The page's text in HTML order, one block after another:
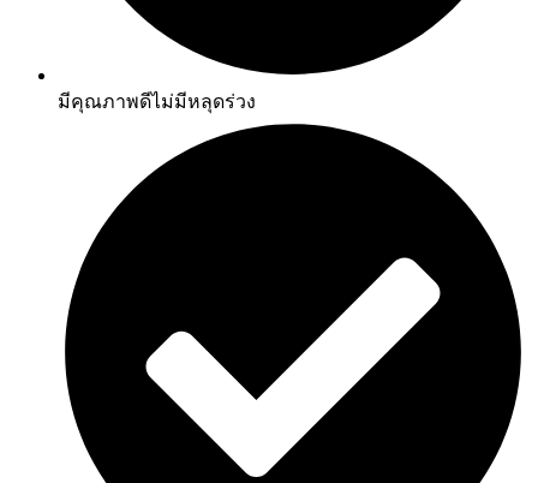
มีคุณภาพดีไม่มีหลุดร่วง